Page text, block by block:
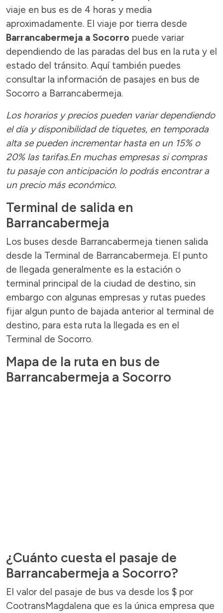
viaje en bus es de 4 horas y media
aproximadamente. El viaje por tierra desde
Barrancabermeja a Socorro puede variar
dependiendo de las paradas del bus en la ruta y el
estado del tránsito. Aquí también puedes
consultar la información de pasajes en bus de
Socorro a Barrancabermeja.
Los horarios y precios pueden variar dependiendo
el día y disponibilidad de tiquetes, en temporada
alta se pueden incrementar hasta en un 15% o
20% las tarifas.En muchas empresas si compras
tu pasaje con anticipación lo podrás encontrar a
un precio más económico.
Terminal de salida en
Barrancabermeja
Los buses desde Barrancabermeja tienen salida
desde la Terminal de Barrancabermeja. El punto
de llegada generalmente es la estación o
terminal principal de la ciudad de destino, sin
embargo con algunas empresas y rutas puedes
fijar algun punto de bajada anterior al terminal de
destino, para esta ruta la llegada es en el
Terminal de Socorro.
Mapa de la ruta en bus de
Barrancabermeja a Socorro
¿Cuánto cuesta el pasaje de
Barrancabermeja a Socorro?
El valor del pasaje de bus va desde los $ por
CootransMagdalena que es la única empresa que